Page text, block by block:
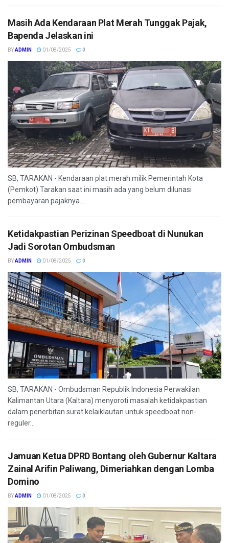
Masih Ada Kendaraan Plat Merah Tunggak Pajak,
Bapenda Jelaskan ini
BYADMIN 01/08/2025 0
SB, TARAKAN - Kendaraan plat merah milik Pemerintah Kota
(Pemkot) Tarakan saat ini masih ada yang belum dilunasi
pembayaran pajaknya...
Ketidakpastian Perizinan Speedboat di Nunukan
Jadi Sorotan Ombudsman
BYADMIN 01/08/2025 0
SB, TARAKAN - Ombudsman Republik Indonesia Perwakilan
Kalimantan Utara (Kaltara) menyoroti masalah ketidakpastian
dalam penerbitan surat kelaiklautan untuk speedboat non-
reguler...
Jamuan Ketua DPRD Bontang oleh Gubernur Kaltara
Zainal Arifin Paliwang, Dimeriahkan dengan Lomba
Domino
BYADMIN 01/08/2025 0